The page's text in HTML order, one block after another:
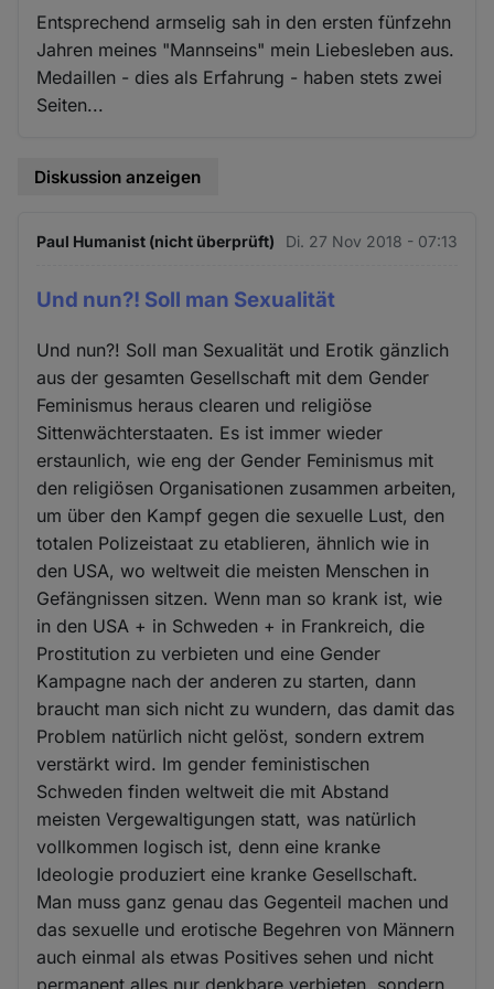
Entsprechend armselig sah in den ersten fünfzehn
Jahren meines "Mannseins" mein Liebesleben aus.
Medaillen - dies als Erfahrung - haben stets zwei
Seiten...
Diskussion anzeigen
Paul Humanist (nicht überprüft) Di. 27 Nov 2018 - 07:13
Und nun?! Soll man Sexualität
Und nun?! Soll man Sexualität und Erotik gänzlich
aus der gesamten Gesellschaft mit dem Gender
Feminismus heraus clearen und religiöse
Sittenwächterstaaten. Es ist immer wieder
erstaunlich, wie eng der Gender Feminismus mit
den religiösen Organisationen zusammen arbeiten,
um über den Kampf gegen die sexuelle Lust, den
totalen Polizeistaat zu etablieren, ähnlich wie in
den USA, wo weltweit die meisten Menschen in
Gefängnissen sitzen. Wenn man so krank ist, wie
in den USA + in Schweden + in Frankreich, die
Prostitution zu verbieten und eine Gender
Kampagne nach der anderen zu starten, dann
braucht man sich nicht zu wundern, das damit das
Problem natürlich nicht gelöst, sondern extrem
verstärkt wird. Im gender feministischen
Schweden finden weltweit die mit Abstand
meisten Vergewaltigungen statt, was natürlich
vollkommen logisch ist, denn eine kranke
Ideologie produziert eine kranke Gesellschaft.
Man muss ganz genau das Gegenteil machen und
das sexuelle und erotische Begehren von Männern
auch einmal als etwas Positives sehen und nicht
permanent alles nur denkbare verbieten, sondern